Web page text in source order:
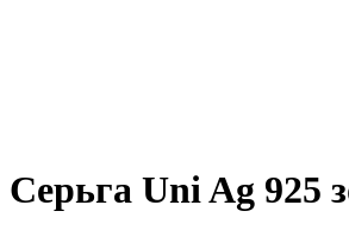
Серьга Uni Ag 925